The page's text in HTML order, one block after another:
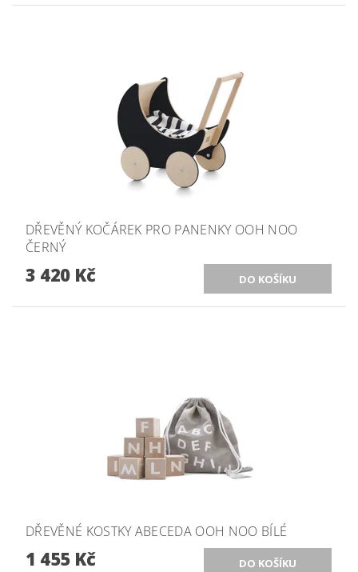
DŘEVĚNÝ KOČÁREK PRO PANENKY OOH NOO
ČERNÝ
3 420 Kč
DŘEVĚNÉ KOSTKY ABECEDA OOH NOO BÍLÉ
1 455 Kč